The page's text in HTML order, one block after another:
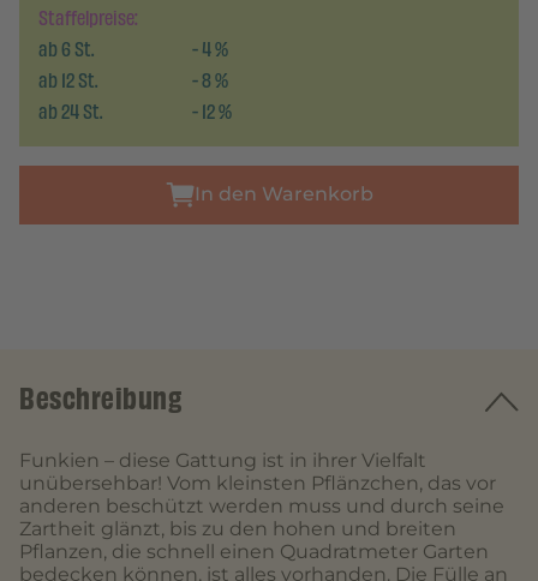
Staffelpreise:
ab6St. -4%
ab12St. -8%
ab24St. -12%
In den Warenkorb
Beschreibung
Funkien – diese Gattung ist in ihrer Vielfalt
unübersehbar! Vom kleinsten Pflänzchen, das vor
anderen beschützt werden muss und durch seine
Zartheit glänzt, bis zu den hohen und breiten
Pflanzen, die schnell einen Quadratmeter Garten
bedecken können, ist alles vorhanden. Die Fülle an